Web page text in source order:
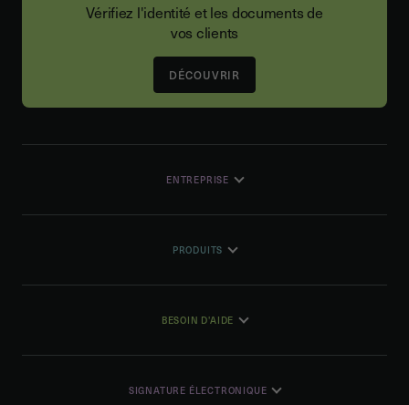
Vérifiez l'identité et les documents de
vos clients
DÉCOUVRIR
ENTREPRISE
PRODUITS
BESOIN D'AIDE
SIGNATURE ÉLECTRONIQUE